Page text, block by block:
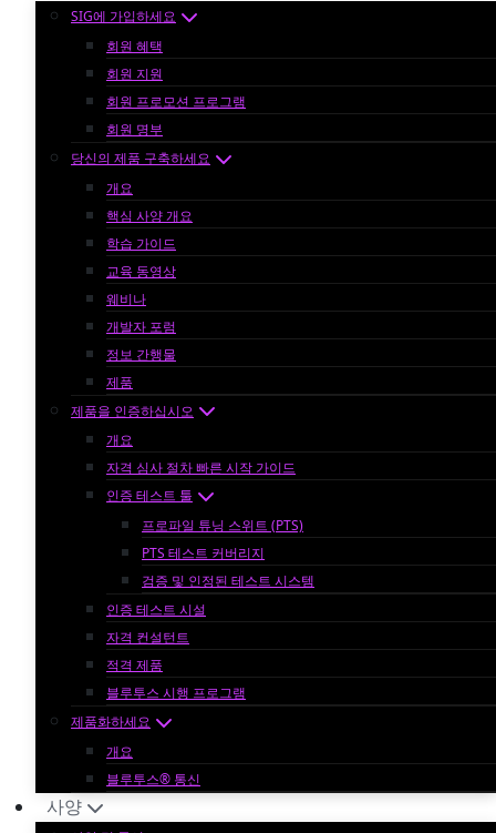
SIG에 가입하세요
회원 혜택
회원 지원
회원 프로모션 프로그램
회원 명부
당신의 제품 구축하세요
개요
핵심 사양 개요
학습 가이드
교육 동영상
웨비나
개발자 포럼
정보 간행물
제품
제품을 인증하십시오
개요
자격 심사 절차 빠른 시작 가이드
인증 테스트 툴
프로파일 튜닝 스위트 (PTS)
PTS 테스트 커버리지
검증 및 인정된 테스트 시스템
인증 테스트 시설
자격 컨설턴트
적격 제품
블루투스 시행 프로그램
제품화하세요
개요
블루투스® 통신
사양